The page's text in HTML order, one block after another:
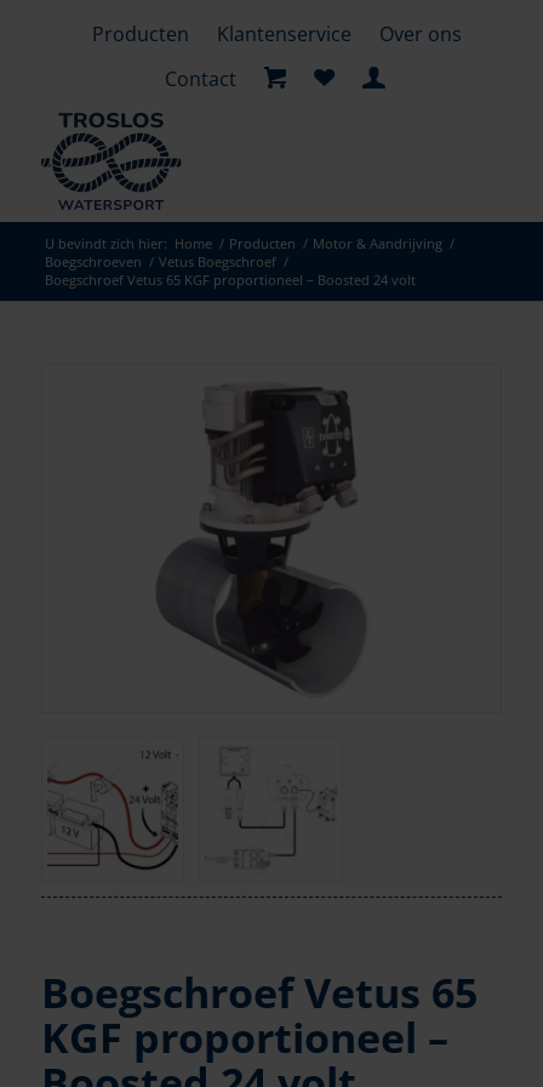
Producten Klantenservice
Over ons
Contact
U bevindt zich hier: Home / Producten / Motor & Aandrijving /
Boegschroeven / Vetus Boegschroef /
Boegschroef Vetus 65 KGF proportioneel – Boosted 24 volt
Boegschroef Vetus 65
KGF proportioneel –